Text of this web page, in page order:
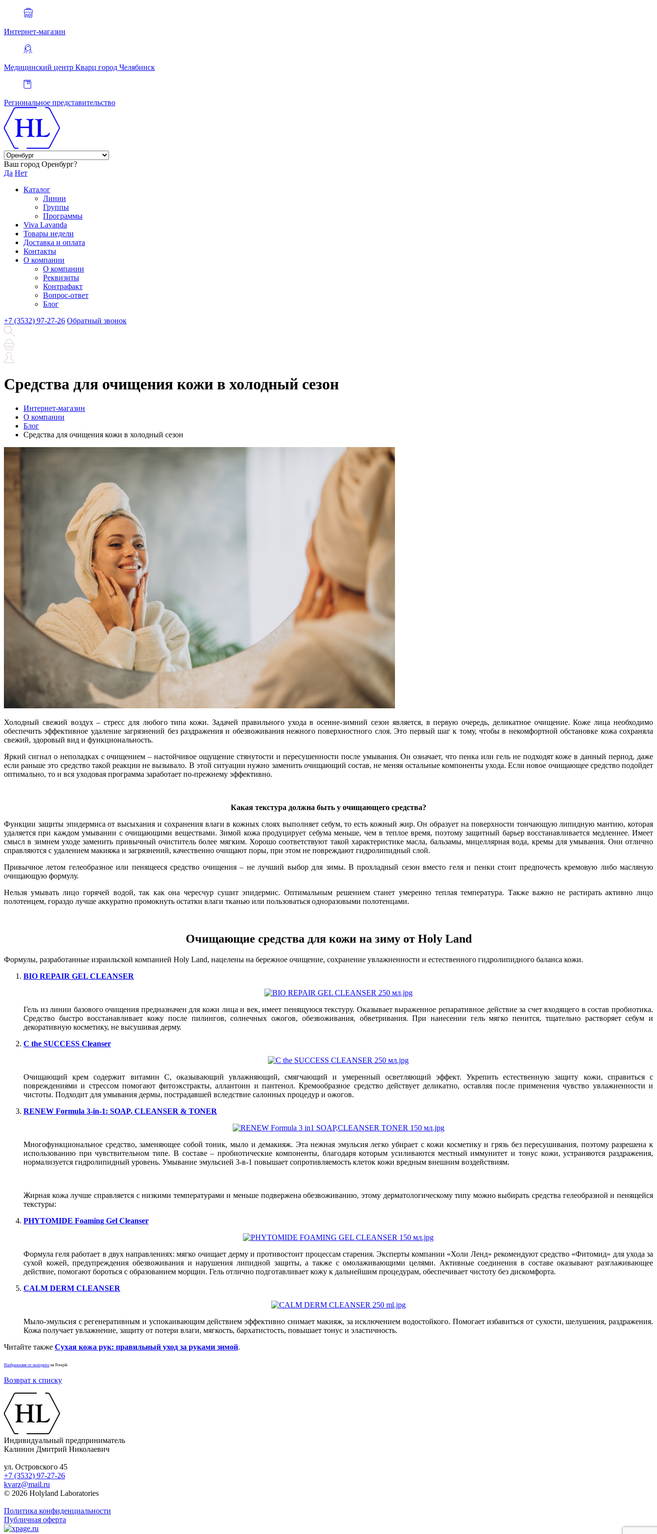
Интернет-магазин
Медицинский центр Кварц город Челябинск
Региональное представительство
Ваш город Оренбург?
Да Нет
Каталог
Линии
Группы
Программы
Viva Lavanda
Товары недели
Доставка и оплата
Контакты
О компании
О компании
Реквизиты
Контрафакт
Вопрос-ответ
Блог
+7 (3532) 97-27-26 Обратный звонок
Средства для очищения кожи в холодный сезон
Интернет-магазин
О компании
Блог
Средства для очищения кожи в холодный сезон
Холодный свежий воздух – стресс для любого типа кожи. Задачей правильного ухода в осенне-зимний сезон является, в первую очередь, деликатное очищение. Коже лица необходимо
обеспечить эффективное удаление загрязнений без раздражения и обезвоживания нежного поверхностного слоя. Это первый шаг к тому, чтобы в некомфортной обстановке кожа сохраняла
свежий, здоровый вид и функциональность.
Яркий сигнал о неполадках с очищением – настойчивое ощущение стянутости и пересушенности после умывания. Он означает, что пенка или гель не подходят коже в данный период, даже
если раньше это средство такой реакции не вызывало. В этой ситуации нужно заменить очищающий состав, не меняя остальные компоненты ухода. Если новое очищающее средство подойдет
оптимально, то и вся уходовая программа заработает по-прежнему эффективно.
Какая текстура должна быть у очищающего средства?
Функции защиты эпидермиса от высыхания и сохранения влаги в кожных слоях выполняет себум, то есть кожный жир. Он образует на поверхности тончающую липидную мантию, которая
удаляется при каждом умывании с очищающими веществами. Зимой кожа продуцирует себума меньше, чем в теплое время, поэтому защитный барьер восстанавливается медленнее. Имеет
смысл в зимнем уходе заменить привычный очиститель более мягким. Хорошо соответствуют такой характеристике масла, бальзамы, мицеллярная вода, кремы для умывания. Они отлично
справляются с удалением макияжа и загрязнений, качественно очищают поры, при этом не повреждают гидролипидный слой.
Привычное летом гелеобразное или пенящееся средство очищения – не лучший выбор для зимы. В прохладный сезон вместо геля и пенки стоит предпочесть кремовую либо масляную
очищающую формулу.
Нельзя умывать лицо горячей водой, так как она чересчур сушит эпидермис. Оптимальным решением станет умеренно теплая температура. Также важно не растирать активно лицо
полотенцем, гораздо лучше аккуратно промокнуть остатки влаги тканью или пользоваться одноразовыми полотенцами.
Очищающие средства для кожи на зиму от Holy Land
Формулы, разработанные израильской компанией Holy Land, нацелены на бережное очищение, сохранение увлажненности и естественного гидролипидного баланса кожи.
BIO REPAIR GEL CLEANSER
Гель из линии базового очищения предназначен для кожи лица и век, имеет пенящуюся текстуру. Оказывает выраженное репаративное действие за счет входящего в состав пробиотика.
Средство быстро восстанавливает кожу после пилингов, солнечных ожогов, обезвоживания, обветривания. При нанесении гель мягко пенится, тщательно растворяет себум и
декоративную косметику, не высушивая дерму.
C the SUCCESS Cleanser
Очищающий крем содержит витамин С, оказывающий увлажняющий, смягчающий и умеренный осветляющий эффект. Укрепить естественную защиту кожи, справиться с
повреждениями и стрессом помогают фитоэкстракты, аллантоин и пантенол. Кремообразное средство действует деликатно, оставляя после применения чувство увлажненности и
чистоты. Подходит для умывания дермы, пострадавшей вследствие салонных процедур и ожогов.
RENEW Formula 3-in-1: SOAP, CLEANSER & TONER
Многофункциональное средство, заменяющее собой тоник, мыло и демакияж. Эта нежная эмульсия легко убирает с кожи косметику и грязь без пересушивания, поэтому разрешена к
использованию при чувствительном типе. В составе – пробиотические компоненты, благодаря которым усиливаются местный иммунитет и тонус кожи, устраняются раздражения,
нормализуется гидролипидный уровень. Умывание эмульсией 3-в-1 повышает сопротивляемость клеток кожи вредным внешним воздействиям.
Жирная кожа лучше справляется с низкими температурами и меньше подвержена обезвоживанию, этому дерматологическому типу можно выбирать средства гелеобразной и пенящейся
текстуры:
PHYTOMIDE Foaming Gel Cleanser
Формула геля работает в двух направлениях: мягко очищает дерму и противостоит процессам старения. Эксперты компании «Холи Ленд» рекомендуют средство «Фитомид» для ухода за
сухой кожей, предупреждения обезвоживания и нарушения липидной защиты, а также с омолаживающими целями. Активные соединения в составе оказывают разглаживающее
действие, помогают бороться с образованием морщин. Гель отлично подготавливает кожу к дальнейшим процедурам, обеспечивает чистоту без дискомфорта.
CALM DERM CLEANSER
Мыло-эмульсия с регенеративным и успокаивающим действием эффективно снимает макияж, за исключением водостойкого. Помогает избавиться от сухости, шелушения, раздражения.
Кожа получает увлажнение, защиту от потери влаги, мягкость, бархатистость, повышает тонус и эластичность.
Читайте также Сухая кожа рук: правильный уход за руками зимой.
Изображение от senivpetro на Freepik
Возврат к списку
Индивидуальный предприниматель
Калинин Дмитрий Николаевич
ул. Островского 45
+7 (3532) 97-27-26
kvarz@mail.ru
© 2026 Holyland Laboratories
Политика конфиденциальности
Публичная оферта